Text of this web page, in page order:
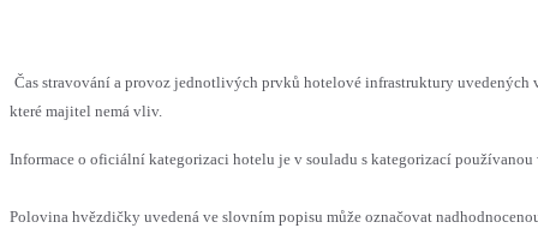
Čas stravování a provoz jednotlivých prvků hotelové infrastruktury uvedených
které majitel nemá vliv.
Informace o oficiální kategorizaci hotelu je v souladu s kategorizací
Polovina hvězdičky uvedená ve slovním popisu může označovat